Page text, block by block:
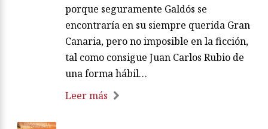
porque seguramente Galdós se
encontraría en su siempre querida Gran
Canaria, pero no imposible en la ficción,
tal como consigue Juan Carlos Rubio de
una forma hábil…
Leer más